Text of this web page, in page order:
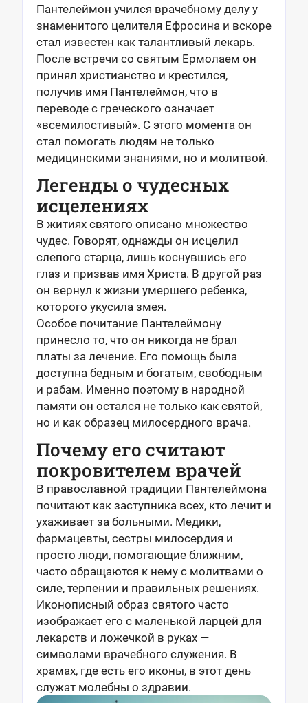
Пантелеймон учился врачебному делу у
знаменитого целителя Ефросина и вскоре
стал известен как талантливый лекарь.
После встречи со святым Ермолаем он
принял христианство и крестился,
получив имя Пантелеймон, что в
переводе с греческого означает
«всемилостивый». С этого момента он
стал помогать людям не только
медицинскими знаниями, но и молитвой.
Легенды о чудесных
исцелениях
В житиях святого описано множество
чудес. Говорят, однажды он исцелил
слепого старца, лишь коснувшись его
глаз и призвав имя Христа. В другой раз
он вернул к жизни умершего ребенка,
которого укусила змея.
Особое почитание Пантелеймону
принесло то, что он никогда не брал
платы за лечение. Его помощь была
доступна бедным и богатым, свободным
и рабам. Именно поэтому в народной
памяти он остался не только как святой,
но и как образец милосердного врача.
Почему его считают
покровителем врачей
В православной традиции Пантелеймона
почитают как заступника всех, кто лечит и
ухаживает за больными. Медики,
фармацевты, сестры милосердия и
просто люди, помогающие ближним,
часто обращаются к нему с молитвами о
силе, терпении и правильных решениях.
Иконописный образ святого часто
изображает его с маленькой ларцей для
лекарств и ложечкой в руках —
символами врачебного служения. В
храмах, где есть его иконы, в этот день
служат молебны о здравии.